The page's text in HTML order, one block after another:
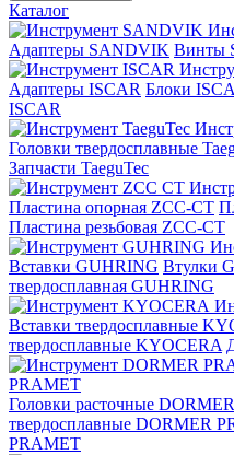
Каталог
Адаптеры SANDVIK Винты
Адаптеры ISCAR Блоки
ISCAR
Головки твердосплавные
Запчасти TaeguTec
Пластина опорная ZCC-CT
Пластина резьбовая ZCC-CT
Вставки GUHRING Втулки
твердосплавная GUHRING
Вставки твердосплавные
твердосплавные KYOCERA
PRAMET
Головки расточные
твердосплавные DORMER
PRAMET